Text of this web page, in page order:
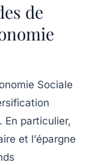
de
Sociale
En particulier,
et l’épargne